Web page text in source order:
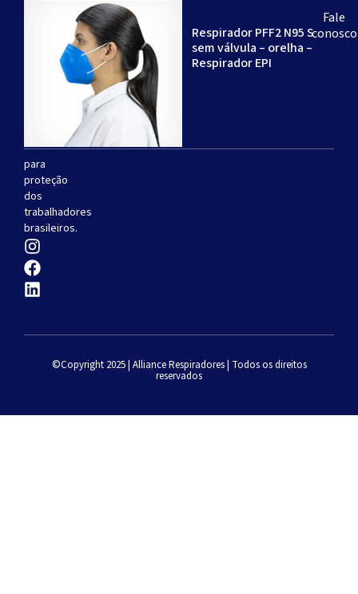
experiência
especializada
produção
respiradores
descartáveis
para
proteção
dos
trabalhadores
brasileiros.
Respirador PFF2 N95 S
sem válvula – orelha –
Respirador EPI
Fale
conosco
©Copyright 2025 | Alliance Respiradores | Todos os direitos
reservados